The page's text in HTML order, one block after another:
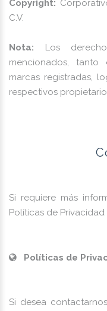
Copyright:
C.V.
Nota: Los
mencionados, tanto
marcas registradas,
respectivos
Si requiere más
Políticas de
Políticas de
Si desea